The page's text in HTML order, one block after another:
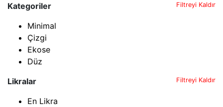
Kategoriler
Filtreyi Kaldır
Minimal
Çizgi
Ekose
Düz
Likralar
Filtreyi Kaldır
En Likra